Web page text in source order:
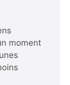
moment